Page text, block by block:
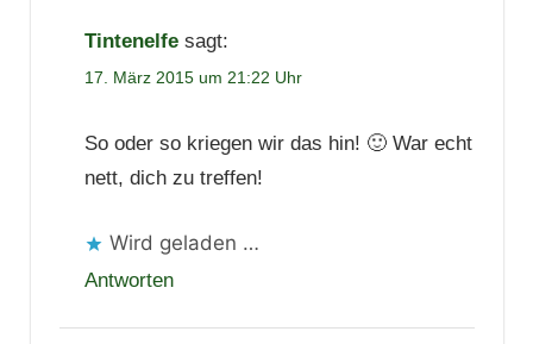
Tintenelfe sagt:
17. März 2015 um 21:22 Uhr
So oder so kriegen wir das hin! 🙂 War echt
nett, dich zu treffen!
Wird geladen …
Antworten